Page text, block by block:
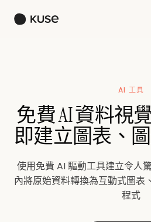
AI 工具
免費 AI 資料視
即建立圖表、
使用免費 AI 驅動工具建立令人
內將原始資料轉換為互動式圖表
程式